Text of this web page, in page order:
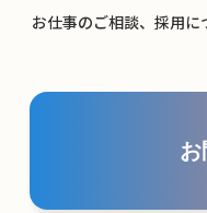
お仕事のご相談、採用に